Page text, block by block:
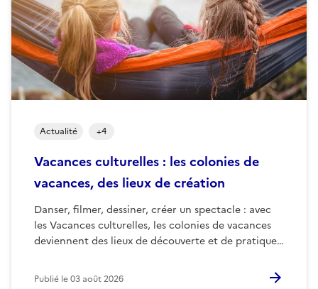
Vacances culturelles : les colonies de
vacances, des lieux de création
Danser, filmer, dessiner, créer un spectacle : avec
les Vacances culturelles, les colonies de vacances
deviennent des lieux de découverte et de pratique…
Actualité +4
Publié le03 août 2026